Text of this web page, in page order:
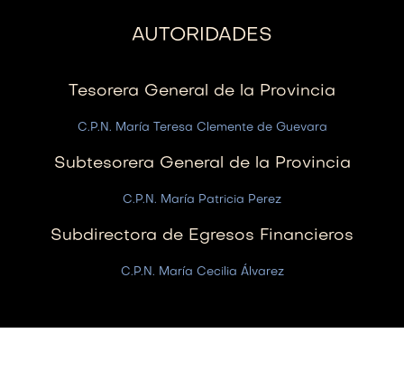
autoridades
Tesorera General de la Provincia
C.P.N. María Teresa Clemente de Guevara
Subtesorera General de la Provincia
C.P.N. María Patricia Perez
Subdirectora de Egresos Financieros
C.P.N. María Cecilia Álvarez